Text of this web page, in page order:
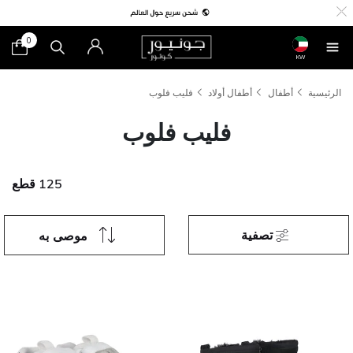
KW
0
الرئيسية أطفال أطفال أولاد فليب فلوب
فليب فلوب
125 قطع
موصى به تصفية